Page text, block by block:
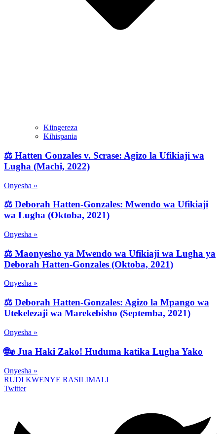
Kiingereza
Kihispania
⚖️ Hatten Gonzales v. Scrase: Agizo la Ufikiaji wa
Lugha (Machi, 2022)
Onyesha »
⚖️ Deborah Hatten-Gonzales: Mwendo wa Ufikiaji
wa Lugha (Oktoba, 2021)
Onyesha »
⚖️ Maonyesho ya Mwendo wa Ufikiaji wa Lugha ya
Deborah Hatten-Gonzales (Oktoba, 2021)
Onyesha »
⚖️ Deborah Hatten-Gonzales: Agizo la Mpango wa
Utekelezaji wa Marekebisho (Septemba, 2021)
Onyesha »
🌐✊ Jua Haki Zako! Huduma katika Lugha Yako
Onyesha »
RUDI KWENYE RASILIMALI
Twitter